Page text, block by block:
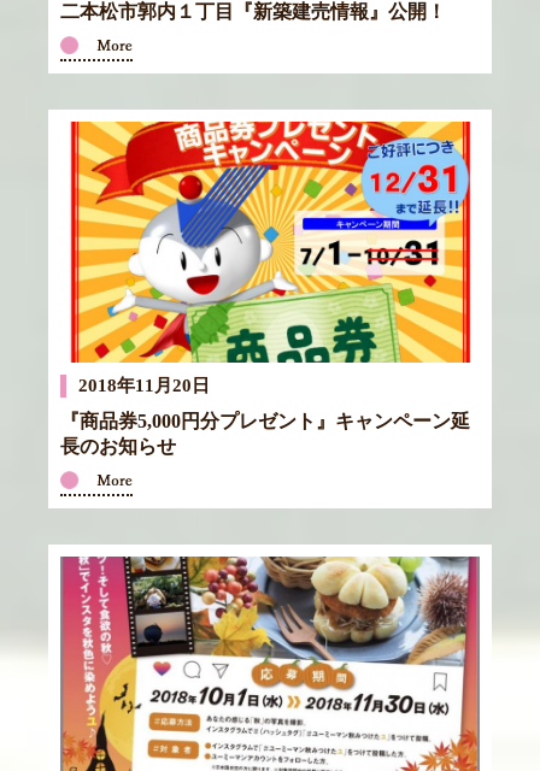
二本松市郭内１丁目『新築建売情報』公開！
2018年11月20日
『商品券5,000円分プレゼント』キャンペーン延
長のお知らせ